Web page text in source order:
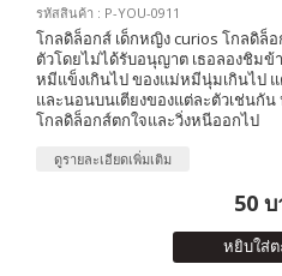
รหัสสินค้า : P-YOU-0911
โกลดิล็อกส์ เด็กหญิง curios โกลดิล็
ตัวโดยไม่ได้รับอนุญาต เธอลองชิมข้
หมีแข็งเกินไป ของแม่หมีนุ่มเกินไป แ
และนอนบนเตียงของแต่ละตัวเช่นกั
โกลดิล็อกส์ตกใจและวิ่งหนีออกไป
ดูรายละเอียดเพิ่มเติม
50
หยิบใส่ต